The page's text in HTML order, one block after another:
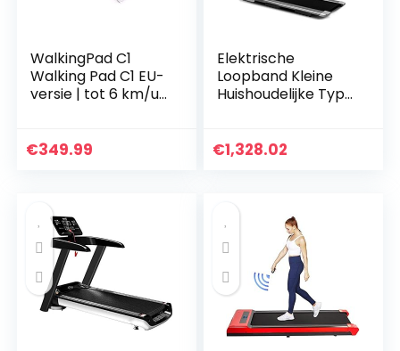
WalkingPad C1
Walking Pad C1 EU-
versie | tot 6 km/u |
inklapbaar plat
€349.99
Elektrische
Loopband Kleine
Huishoudelijke Type
Loopband Ultra-stil
€1,328.02